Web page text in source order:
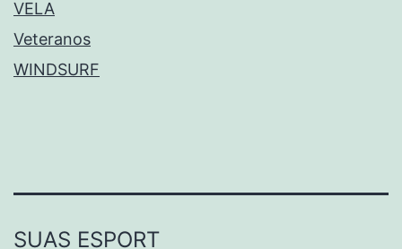
VELA
Veteranos
WINDSURF
SUAS ESPORT